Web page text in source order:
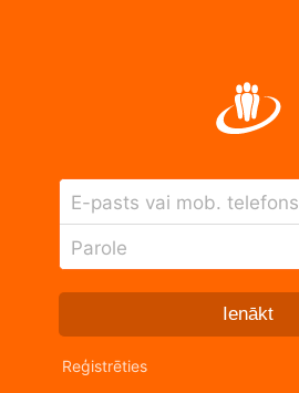
E-pasts vai mob. telefons
Parole
Ienākt
Reģistrēties